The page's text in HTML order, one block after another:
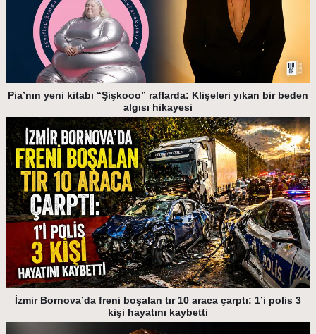
Pia’nın yeni kitabı “Şişkooo” raflarda: Klişeleri yıkan bir beden
algısı hikayesi
İzmir Bornova’da freni boşalan tır 10 araca çarptı: 1’i polis 3
kişi hayatını kaybetti